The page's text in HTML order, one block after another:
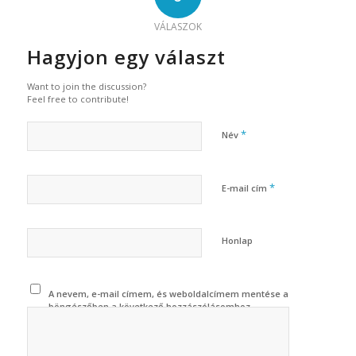
VÁLASZOK
Hagyjon egy választ
Want to join the discussion?
Feel free to contribute!
Név *
E-mail cím *
Honlap
A nevem, e-mail címem, és weboldalcímem mentése a
böngészőben a következő hozzászólásomhoz.